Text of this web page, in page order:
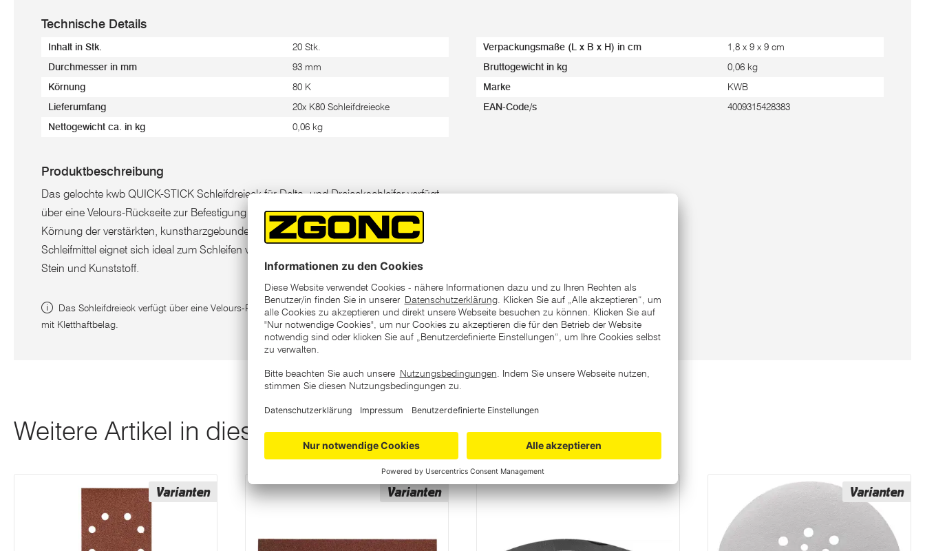
Technische Details
Inhalt in Stk. 20 Stk.
Durchmesser in mm 93 mm
Körnung 80 K
Lieferumfang 20x K80 Schleifdreiecke
Nettogewicht ca. in kg 0,06 kg
Verpackungsmaße (L x B x H) in cm 1,8 x 9 x 9 cm
Bruttogewicht in kg 0,06 kg
Marke KWB
EAN-Code/s 4009315428383
Produktbeschreibung
Das gelochte kwb QUICK-STICK Schleifdreieck für Delta- und Dreieckschleifer verfügt
über eine Velours-Rückseite zur Befestigung auf Haftstütztellern mit Kletthaftbelag. Die
Körnung der verstärkten, kunstharzgebundenen Scheibe besteht aus Edelkorund. Das
Schleifmittel eignet sich ideal zum Schleifen von Metall und Holz, Farbe, Lack, Spachtel,
Stein und Kunststoff.
Das Schleifdreieck verfügt über eine Velours-Rückseite zur Befestigung auf Haftstütztellern
mit Kletthaftbelag.
Weitere Artikel in dieser Kategorie
Varianten Varianten Varianten